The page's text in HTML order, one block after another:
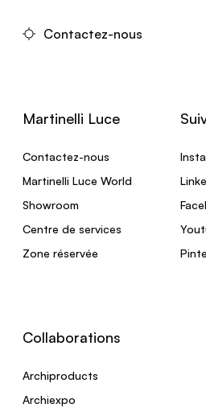
Contactez-nous
Martinelli Luce
Contactez-nous
Martinelli Luce World
Showroom
Centre de services
Zone réservée
Collaborations
Archiproducts
Archiexpo